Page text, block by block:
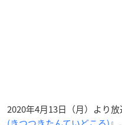
2020年4月13日（月）より